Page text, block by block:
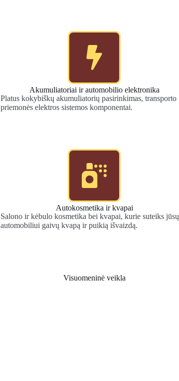
Akumuliatoriai ir automobilio elektronika
Platus kokybiškų akumuliatorių pasirinkimas, transporto
priemonės elektros sistemos komponentai.
Autokosmetika ir kvapai
Salono ir kėbulo kosmetika bei kvapai, kurie suteiks jūsų
automobiliui gaivų kvapą ir puikią išvaizdą.
Visuomeninė veikla